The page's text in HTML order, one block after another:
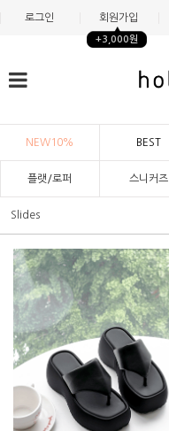
로그인 회원가입
+3,000원
NEW10% BEST
플랫/로퍼 스니커즈
Slides